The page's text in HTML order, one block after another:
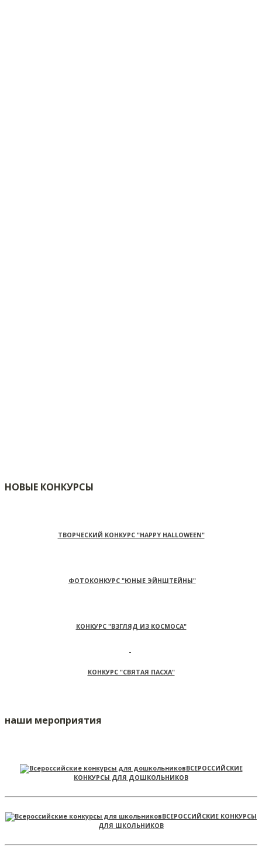
НОВЫЕ КОНКУРСЫ
ТВОРЧЕСКИЙ КОНКУРС "HAPPY HALLOWEEN"
ФОТОКОНКУРС "ЮНЫЕ ЭЙНШТЕЙНЫ"
КОНКУРС "ВЗГЛЯД ИЗ КОСМОСА"
КОНКУРС "СВЯТАЯ ПАСХА"
наши мероприятия
ВСЕРОССИЙСКИЕ
КОНКУРСЫ ДЛЯ ДОШКОЛЬНИКОВ
ВСЕРОССИЙСКИЕ КОНКУРСЫ
ДЛЯ ШКОЛЬНИКОВ